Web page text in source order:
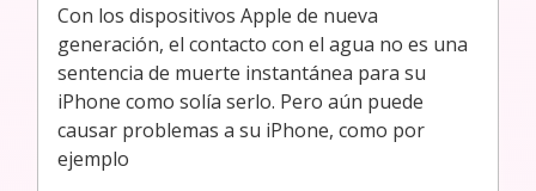
Con los dispositivos Apple de nueva
generación, el contacto con el agua no es una
sentencia de muerte instantánea para su
iPhone como solía serlo. Pero aún puede
causar problemas a su iPhone, como por
ejemplo